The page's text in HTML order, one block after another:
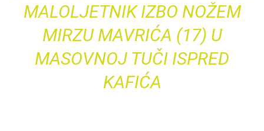
MALOLJETNIK IZBO NOŽEM
MIRZU MAVRIĆA (17) U
MASOVNOJ TUČI ISPRED
KAFIĆA